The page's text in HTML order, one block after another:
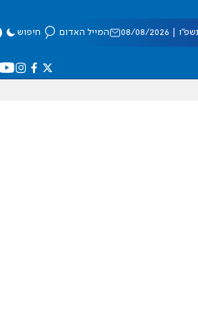
08/2026 המייל האדום חיפוש